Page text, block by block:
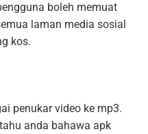
boleh memuat
laman media sosial
kos.
penukar video ke mp3.
anda bahawa apk